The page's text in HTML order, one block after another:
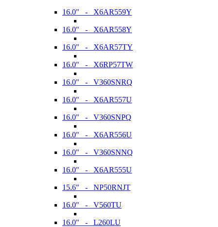
16.0" - X6AR559Y
16.0" - X6AR558Y
16.0" - X6AR57TY
16.0" - X6RP57TW
16.0" - V360SNRQ
16.0" - X6AR557U
16.0" - V360SNPQ
16.0" - X6AR556U
16.0" - V360SNNQ
16.0" - X6AR555U
15.6" - NP50RNJT
16.0" - V560TU
16.0" - L260LU